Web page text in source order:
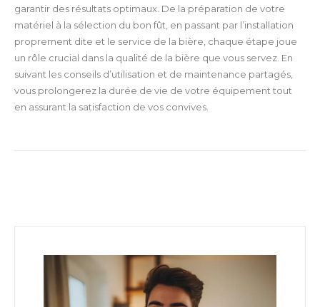
garantir des résultats optimaux. De la préparation de votre
matériel à la sélection du bon fût, en passant par l’installation
proprement dite et le service de la bière, chaque étape joue
un rôle crucial dans la qualité de la bière que vous servez. En
suivant les conseils d’utilisation et de maintenance partagés,
vous prolongerez la durée de vie de votre équipement tout
en assurant la satisfaction de vos convives.